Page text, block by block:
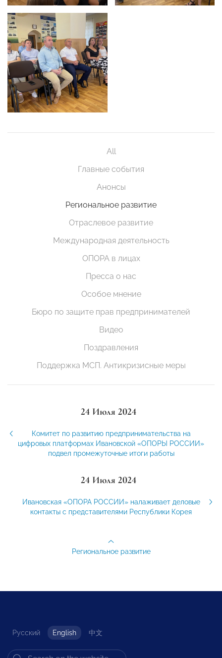
All
Главные события
Анонсы
Региональное развитие
Отраслевое развитие
Международная деятельность
ОПОРА в лицах
Пресса о нас
Особое мнение
Бюро по защите прав предпринимателей
Видео
Поздравления
Поддержка МСП. Антикризисные меры
24 Июля 2024
Комитет по развитию предпринимательства на
цифровых платформах Ивановской «ОПОРЫ РОССИИ»
подвел промежуточные итоги работы
24 Июля 2024
Ивановская «ОПОРА РОССИИ» налаживает деловые
контакты с представителями Республики Корея
Региональное развитие
Русский English 中文